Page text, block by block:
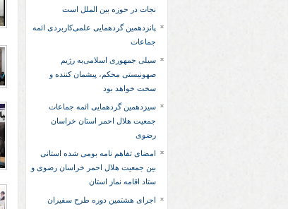
نجات در حوزه بین الملل است
پانزدهمین گردهمایی علمی‌کاربردی ائمه
جماعات
سیلی جمهوری اسلامی‌به رژیم
صهونیستی محکم، پیشمان کننده و
سخت خواهد بود
سیزدهمین گردهمایی ائمه جماعات
جمعیت هلال احمر استان خراسان
رضوی
امضای تفاهم نامه بومی شده استانی
بین جمعیت هلال احمر خراسان رضوی و
ستاد اقامه نماز استان
اجرای هشتمین دوره طرح سفیران